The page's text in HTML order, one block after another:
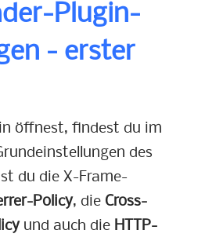
Plugin-
- erster
öffnest, findest du im
des
du die X-Frame-
Policy, die Cross-
und auch die HTTP-